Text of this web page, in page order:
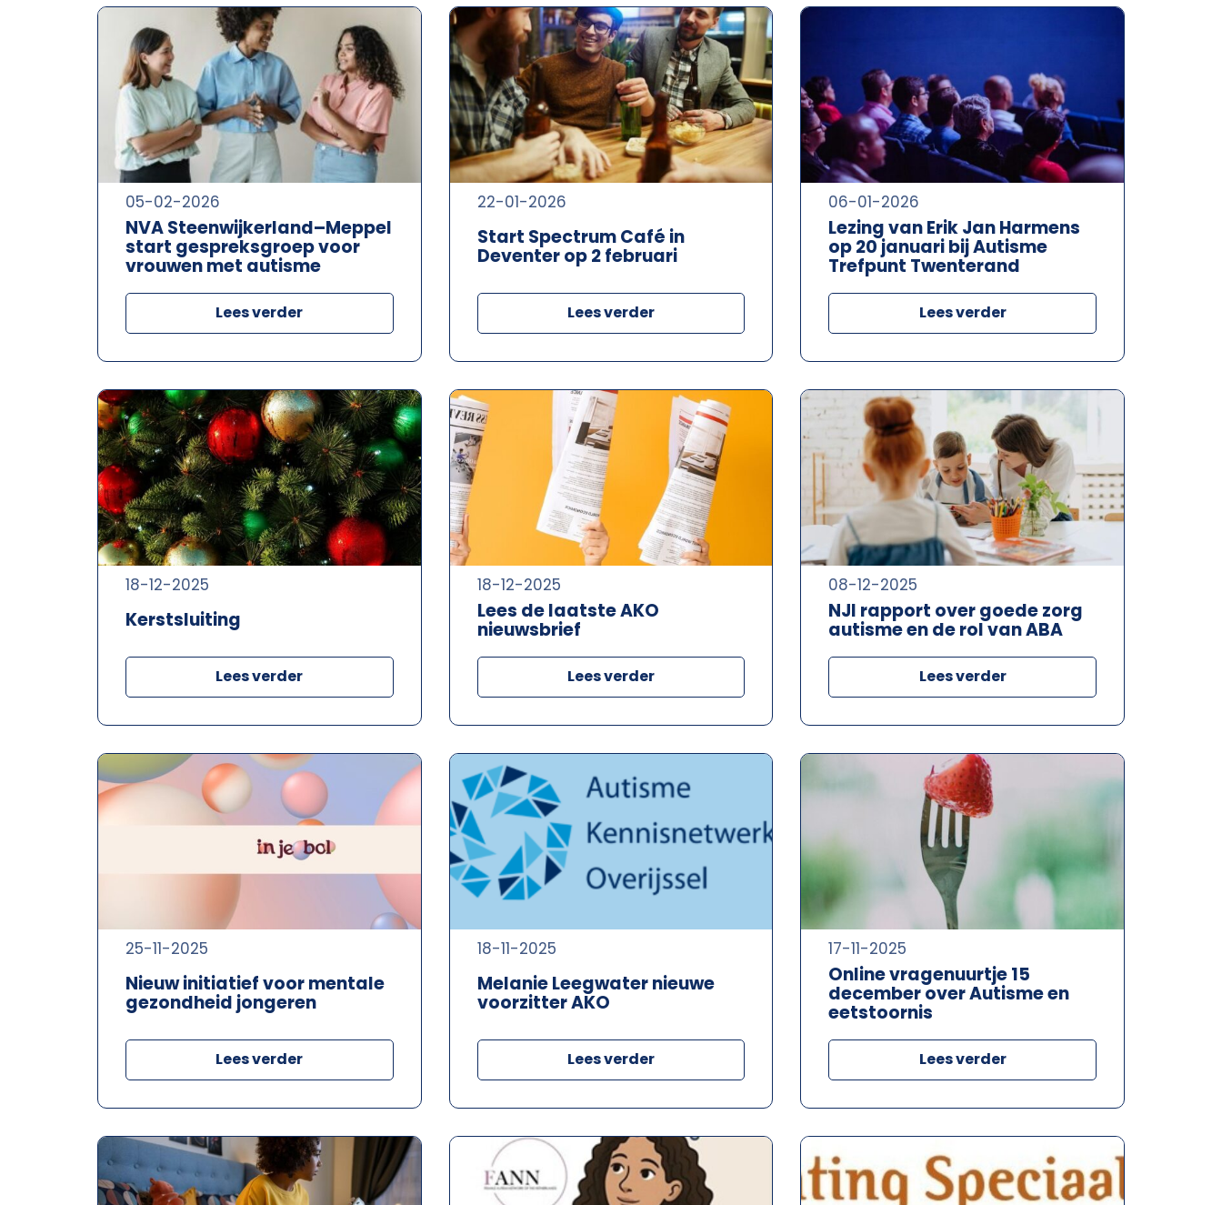
NVA Steenwijkerland–Meppel
start gespreksgroep voor
vrouwen met autisme
05-02-2026
Lees verder
Start Spectrum Café in
Deventer op 2 februari
22-01-2026
Lees verder
Lezing van Erik Jan Harmens
op 20 januari bij Autisme
Trefpunt Twenterand
06-01-2026
Lees verder
Kerstsluiting
18-12-2025
Lees verder
Lees de laatste AKO
nieuwsbrief
18-12-2025
Lees verder
NJI rapport over goede zorg
autisme en de rol van ABA
08-12-2025
Lees verder
Nieuw initiatief voor mentale
gezondheid jongeren
25-11-2025
Lees verder
Melanie Leegwater nieuwe
voorzitter AKO
18-11-2025
Lees verder
Online vragenuurtje 15
december over Autisme en
eetstoornis
17-11-2025
Lees verder